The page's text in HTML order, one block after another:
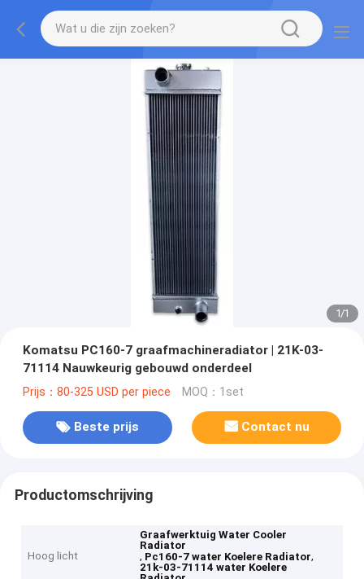
1/1
Komatsu PC160-7 graafmachineradiator | 21K-03-
71114 Nauwkeurig gebouwd onderdeel
Prijs：80-325 USD per piece MOQ：1set
Beste prijs Contact nu
Productomschrijving
Hoog licht
Graafwerktuig Water Cooler
Radiator
, Pc160-7 water Koelere Radiator,
21k-03-71114 water Koelere